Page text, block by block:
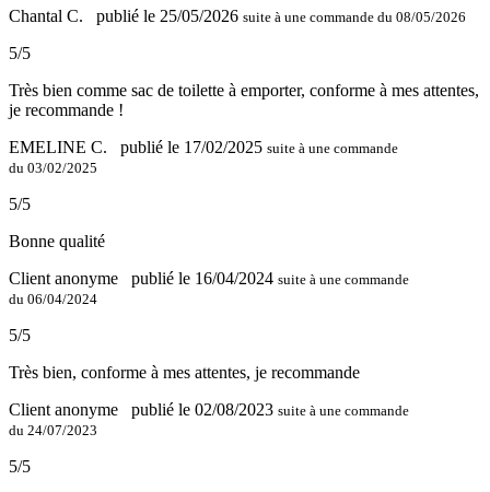
Chantal C.
publié le 25/05/2026 suite à une commande du 08/05/2026
5/5
Très bien comme sac de toilette à emporter, conforme à mes attentes,
je recommande !
EMELINE C.
publié le 17/02/2025 suite à une commande
du 03/02/2025
5/5
Bonne qualité
Client anonyme
publié le 16/04/2024 suite à une commande
du 06/04/2024
5/5
Très bien, conforme à mes attentes, je recommande
Client anonyme
publié le 02/08/2023 suite à une commande
du 24/07/2023
5/5